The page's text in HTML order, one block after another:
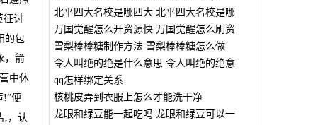
征讨
的包
，箭
中休
!”便
,，认
北平四大名校是哪四大 北平四大名校是哪
万国觉醒怎么开资源快 万国觉醒怎么刷资
雪梨棒棒糖制作方法 雪梨棒棒糖怎么做
令人叫绝的绝是什么意思 令人叫绝的绝意
qq怎样绑定关系
核桃皮弄到衣服上怎么才能洗干净
龙眼和绿豆能一起吃吗 龙眼和绿豆可以一